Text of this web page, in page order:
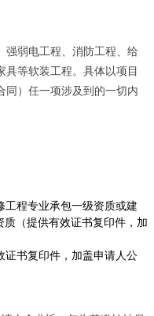
强弱电工程、消防工程、给
等软装工程。具体以项目
同）任一项涉及到的一切内
工程专业承包一级资质或建
（提供有效证书复印件，加
证书复印件，加盖申请人公